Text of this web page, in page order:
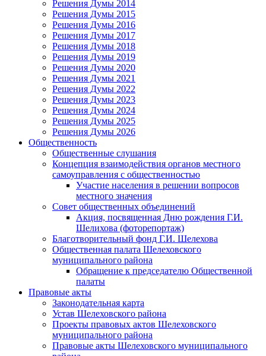
Решения Думы 2014
Решения Думы 2015
Решения Думы 2016
Решения Думы 2017
Решения Думы 2018
Решения Думы 2019
Решения Думы 2020
Решения Думы 2021
Решения Думы 2022
Решения Думы 2023
Решения Думы 2024
Решения Думы 2025
Решения Думы 2026
Общественность
Общественные слушания
Концепция взаимодействия органов местного
самоуправления с общественностью
Участие населения в решении вопросов
местного значения
Совет общественных объединений
Акция, посвященная Дню рождения Г.И.
Шелихова (фоторепортаж)
Благотворительный фонд Г.И. Шелехова
Общественная палата Шелеховского
муниципального района
Обращение к председателю Общественной
палаты
Правовые акты
Законодательная карта
Устав Шелеховского района
Проекты правовых актов Шелеховского
муниципального района
Правовые акты Шелеховского муниципального